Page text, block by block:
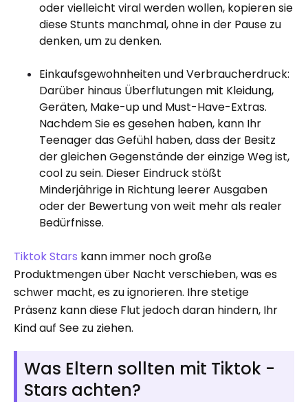
oder vielleicht viral werden wollen, kopieren sie
diese Stunts manchmal, ohne in der Pause zu
denken, um zu denken.
Einkaufsgewohnheiten und Verbraucherdruck:
Darüber hinaus Überflutungen mit Kleidung,
Geräten, Make-up und Must-Have-Extras.
Nachdem Sie es gesehen haben, kann Ihr
Teenager das Gefühl haben, dass der Besitz
der gleichen Gegenstände der einzige Weg ist,
cool zu sein. Dieser Eindruck stößt
Minderjährige in Richtung leerer Ausgaben
oder der Bewertung von weit mehr als realer
Bedürfnisse.
Tiktok Stars kann immer noch große
Produktmengen über Nacht verschieben, was es
schwer macht, es zu ignorieren. Ihre stetige
Präsenz kann diese Flut jedoch daran hindern, Ihr
Kind auf See zu ziehen.
Was Eltern sollten mit Tiktok -
Stars achten?